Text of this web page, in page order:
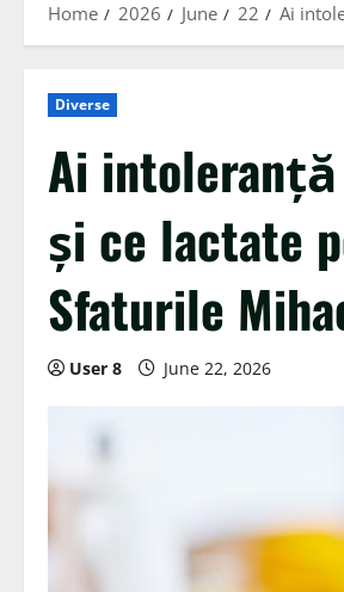
Home 2026 June 22 Ai
Diverse
Ai
și ce lactate
Sfaturile
User 8 June 22, 2026